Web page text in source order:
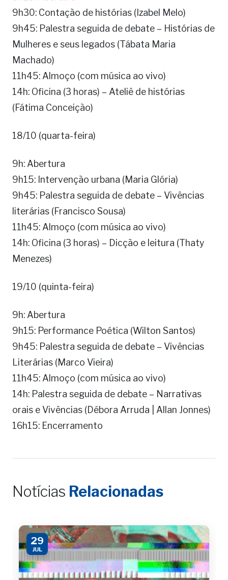
9h30: Contação de histórias (Izabel Melo)
9h45: Palestra seguida de debate – Histórias de
Mulheres e seus legados (Tábata Maria
Machado)
11h45: Almoço (com música ao vivo)
14h: Oficina (3 horas) – Ateliê de histórias
(Fátima Conceição)
18/10 (quarta-feira)
9h: Abertura
9h15: Intervenção urbana (Maria Glória)
9h45: Palestra seguida de debate – Vivências
literárias (Francisco Sousa)
11h45: Almoço (com música ao vivo)
14h: Oficina (3 horas) – Dicção e leitura (Thaty
Menezes)
19/10 (quinta-feira)
9h: Abertura
9h15: Performance Poética (Wilton Santos)
9h45: Palestra seguida de debate – Vivências
Literárias (Marco Vieira)
11h45: Almoço (com música ao vivo)
14h: Palestra seguida de debate – Narrativas
orais e Vivências (Débora Arruda | Allan Jonnes)
16h15: Encerramento
Notícias Relacionadas
29
JUL